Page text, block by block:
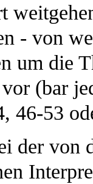
- von
um die
(bar
46-53
der von